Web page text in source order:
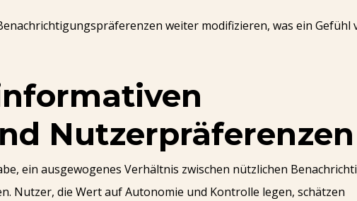
weiter modifizieren, was ein Gefühl
Nutzerpräferenzen
ein ausgewogenes Verhältnis zwischen nützlichen
Nutzer, die Wert auf Autonomie und Kontrolle legen, schätzen